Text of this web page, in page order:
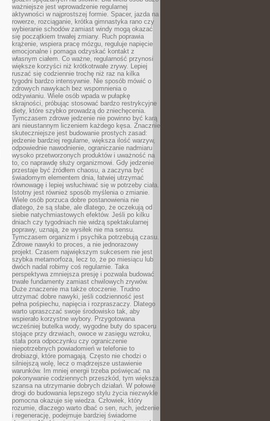
ważniejsze jest wprowadzenie regularnej
aktywności w najprostszej formie. Spacer, jazda na
rowerze, rozciąganie, krótka gimnastyka rano czy
wybieranie schodów zamiast windy mogą okazać
się początkiem trwałej zmiany. Ruch poprawia
krążenie, wspiera pracę mózgu, reguluje napięcie
emocjonalne i pomaga odzyskać kontakt z
własnym ciałem. Co ważne, regularność przynosi
większe korzyści niż krótkotrwałe zrywy. Lepiej
ruszać się codziennie trochę niż raz na kilka
tygodni bardzo intensywnie. Nie sposób mówić o
zdrowych nawykach bez wspomnienia o
odżywianiu. Wiele osób wpada w pułapkę
skrajności, próbując stosować bardzo restrykcyjne
diety, które szybko prowadzą do zniechęcenia.
Tymczasem zdrowe jedzenie nie powinno być karą
ani nieustannym liczeniem każdego kęsa. Znacznie
skuteczniejsze jest budowanie prostych zasad:
jedzenie bardziej regularne, większa ilość warzyw,
odpowiednie nawodnienie, ograniczanie nadmiaru
wysoko przetworzonych produktów i uważność na
to, co naprawdę służy organizmowi. Gdy jedzenie
przestaje być źródłem chaosu, a zaczyna być
świadomym elementem dnia, łatwiej utrzymać
równowagę i lepiej wsłuchiwać się w potrzeby ciała.
Istotny jest również sposób myślenia o zmianie.
Wiele osób porzuca dobre postanowienia nie
dlatego, że są słabe, ale dlatego, że oczekują od
siebie natychmiastowych efektów. Jeśli po kilku
dniach czy tygodniach nie widzą spektakularnej
poprawy, uznają, że wysiłek nie ma sensu.
Tymczasem organizm i psychika potrzebują czasu.
Zdrowe nawyki to proces, a nie jednorazowy
projekt. Czasem największym sukcesem nie jest
szybka metamorfoza, lecz to, że po miesiącu lub
dwóch nadal robimy coś regularnie. Taka
perspektywa zmniejsza presję i pozwala budować
trwałe fundamenty zamiast chwilowych zrywów.
Duże znaczenie ma także otoczenie. Trudno
utrzymać dobre nawyki, jeśli codzienność jest
pełna pośpiechu, napięcia i rozpraszaczy. Dlatego
warto upraszczać swoje środowisko tak, aby
wspierało korzystne wybory. Przygotowana
wcześniej butelka wody, wygodne buty do spaceru
stojące przy drzwiach, owoce w zasięgu wzroku,
stała pora odpoczynku czy ograniczenie
niepotrzebnych powiadomień w telefonie to
drobiazgi, które pomagają. Często nie chodzi o
silniejszą wolę, lecz o mądrzejsze ustawienie
warunków. Im mniej energii trzeba poświęcać na
pokonywanie codziennych przeszkód, tym większa
szansa na utrzymanie dobrych działań. W połowie
drogi do budowania lepszego stylu życia niezwykle
pomocna okazuje się wiedza. Człowiek, który
rozumie, dlaczego warto dbać o sen, ruch, jedzenie
i regenerację, podejmuje bardziej świadome